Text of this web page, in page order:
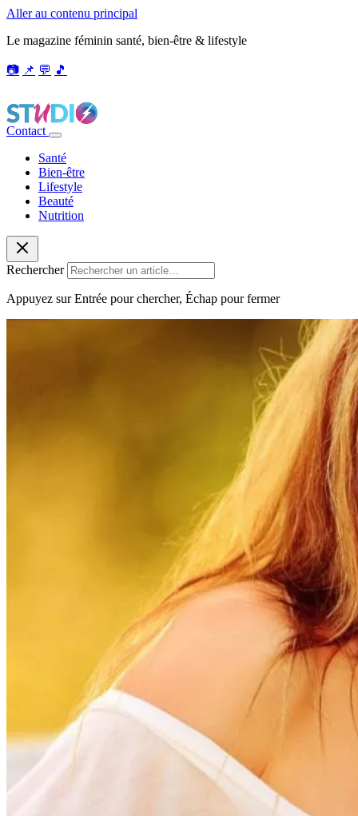
Aller au contenu principal
Le magazine féminin santé, bien-être & lifestyle
📷 📌 💬 🎵
Contact
Santé
Bien-être
Lifestyle
Beauté
Nutrition
Rechercher
Appuyez sur Entrée pour chercher, Échap pour fermer